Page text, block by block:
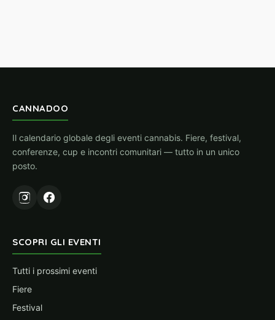
CANNADOO
Il calendario globale degli eventi cannabis. Fiere, festival,
conferenze, cup e incontri comunitari — tutto in un unico
posto.
SCOPRI GLI EVENTI
Tutti i prossimi eventi
Fiere
Festival